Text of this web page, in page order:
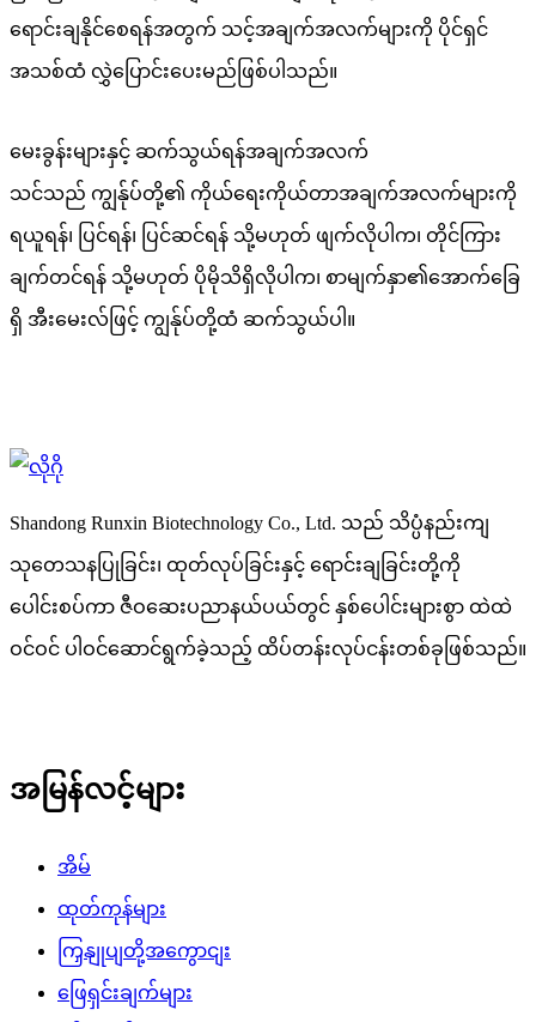
ရောင်းချနိုင်စေရန်အတွက် သင့်အချက်အလက်များကို ပိုင်ရှင်
အသစ်ထံ လွှဲပြောင်းပေးမည်ဖြစ်ပါသည်။
မေးခွန်းများနှင့် ဆက်သွယ်ရန်အချက်အလက်
သင်သည် ကျွန်ုပ်တို့၏ ကိုယ်ရေးကိုယ်တာအချက်အလက်များကို
ရယူရန်၊ ပြင်ရန်၊ ပြင်ဆင်ရန် သို့မဟုတ် ဖျက်လိုပါက၊ တိုင်ကြား
ချက်တင်ရန် သို့မဟုတ် ပိုမိုသိရှိလိုပါက၊ စာမျက်နှာ၏အောက်ခြေ
ရှိ အီးမေးလ်ဖြင့် ကျွန်ုပ်တို့ထံ ဆက်သွယ်ပါ။
Shandong Runxin Biotechnology Co., Ltd. သည် သိပ္ပံနည်းကျ
သုတေသနပြုခြင်း၊ ထုတ်လုပ်ခြင်းနှင့် ရောင်းချခြင်းတို့ကို
ပေါင်းစပ်ကာ ဇီဝဆေးပညာနယ်ပယ်တွင် နှစ်ပေါင်းများစွာ ထဲထဲ
ဝင်ဝင် ပါဝင်ဆောင်ရွက်ခဲ့သည့် ထိပ်တန်းလုပ်ငန်းတစ်ခုဖြစ်သည်။
အမြန်လင့်များ
အိမ်
ထုတ်ကုန်များ
ကြှနျုပျတို့အကွောငျး
ဖြေရှင်းချက်များ